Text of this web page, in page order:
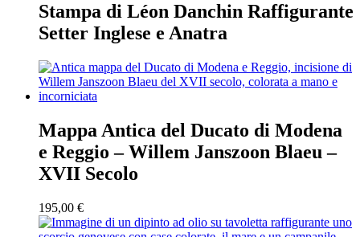
Stampa di Léon Danchin Raffigurante
Setter Inglese e Anatra
Mappa Antica del Ducato di Modena
e Reggio – Willem Janszoon Blaeu –
XVII Secolo
195,00 €